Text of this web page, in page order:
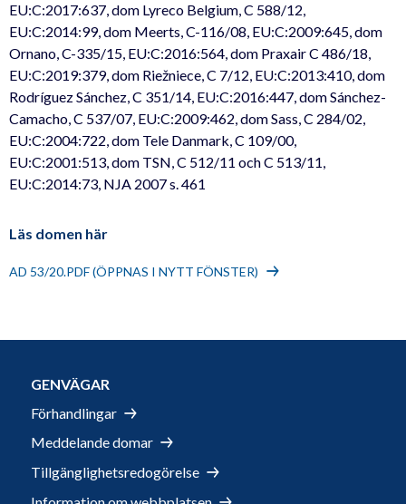
EU:C:2017:637, dom Lyreco Belgium, C 588/12,
EU:C:2014:99, dom Meerts, C-116/08, EU:C:2009:645, dom
Ornano, C-335/15, EU:C:2016:564, dom Praxair C 486/18,
EU:C:2019:379, dom Riežniece, C 7/12, EU:C:2013:410, dom
Rodríguez Sánchez, C 351/14, EU:C:2016:447, dom Sánchez-
Camacho, C 537/07, EU:C:2009:462, dom Sass, C 284/02,
EU:C:2004:722, dom Tele Danmark, C 109/00,
EU:C:2001:513, dom TSN, C 512/11 och C 513/11,
EU:C:2014:73, NJA 2007 s. 461
Läs domen här
AD 53/20.PDF (ÖPPNAS I NYTT FÖNSTER)
GENVÄGAR
Förhandlingar
Meddelande domar
Tillgänglighetsredogörelse